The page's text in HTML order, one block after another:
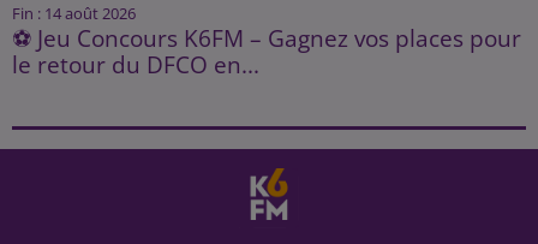
Fin : 14 août 2026
⚽ Jeu Concours K6FM – Gagnez vos places pour
le retour du DFCO en...